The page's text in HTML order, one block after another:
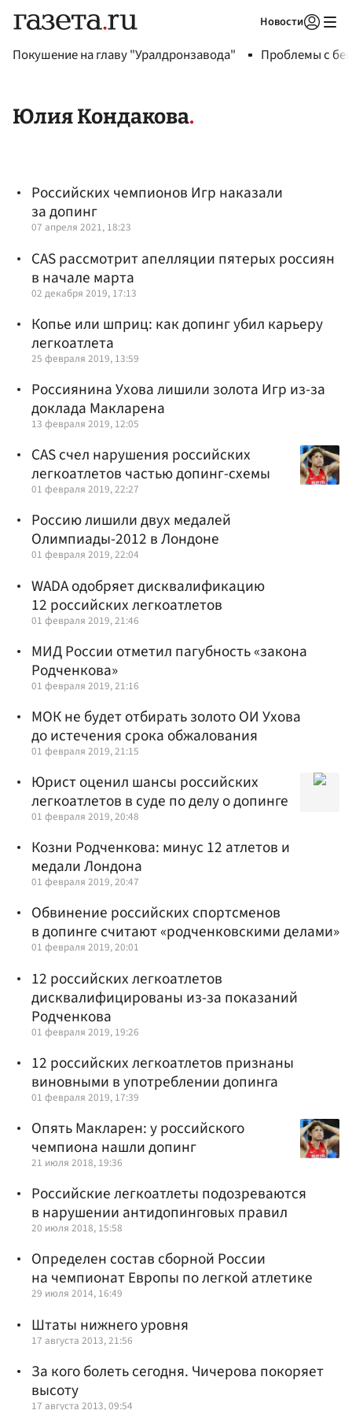
Новости
Покушение на главу "Уралдронзавода" Проблемы с
Юлия Кондакова
Российских чемпионов Игр наказали
за допинг
07 апреля 2021, 18:23
CAS рассмотрит апелляции пятерых россиян
в начале марта
02 декабря 2019, 17:13
Копье или шприц: как допинг убил карьеру
легкоатлета
25 февраля 2019, 13:59
Россиянина Ухова лишили золота Игр из-за
доклада Макларена
13 февраля 2019, 12:05
CAS счел нарушения российских
легкоатлетов частью допинг-схемы
01 февраля 2019, 22:27
Россию лишили двух медалей
Олимпиады-2012 в Лондоне
01 февраля 2019, 22:04
WADA одобряет дисквалификацию
12 российских легкоатлетов
01 февраля 2019, 21:46
МИД России отметил пагубность «закона
Родченкова»
01 февраля 2019, 21:16
МОК не будет отбирать золото ОИ Ухова
до истечения срока обжалования
01 февраля 2019, 21:15
Юрист оценил шансы российских
легкоатлетов в суде по делу о допинге
01 февраля 2019, 20:48
Козни Родченкова: минус 12 атлетов и
медали Лондона
01 февраля 2019, 20:47
Обвинение российских спортсменов
в допинге считают «родченковскими делами»
01 февраля 2019, 20:01
12 российских легкоатлетов
дисквалифицированы из-за показаний
Родченкова
01 февраля 2019, 19:26
12 российских легкоатлетов признаны
виновными в употреблении допинга
01 февраля 2019, 17:39
Опять Макларен: у российского
чемпиона нашли допинг
21 июля 2018, 19:36
Российские легкоатлеты подозреваются
в нарушении антидопинговых правил
20 июля 2018, 15:58
Определен состав сборной России
на чемпионат Европы по легкой атлетике
29 июля 2014, 16:49
Штаты нижнего уровня
17 августа 2013, 21:56
За кого болеть сегодня. Чичерова покоряет
высоту
17 августа 2013, 09:54